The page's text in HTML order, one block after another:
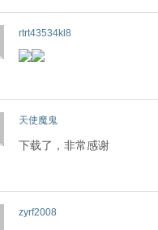
rtrt43534kl8
天使魔鬼
下载了，非常感谢
zyrf2008